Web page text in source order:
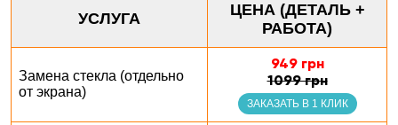
УСЛУГА
ЦЕНА (ДЕТАЛЬ +
РАБОТА)
Замена стекла (отдельно
от экрана)
949 грн
1099 грн
ЗАКАЗАТЬ В 1 КЛИК